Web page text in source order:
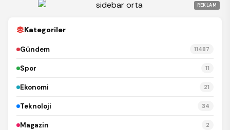
REKLAM
Kategoriler
Gündem 11487
Spor 11
Ekonomi 21
Teknoloji 34
Magazin 2